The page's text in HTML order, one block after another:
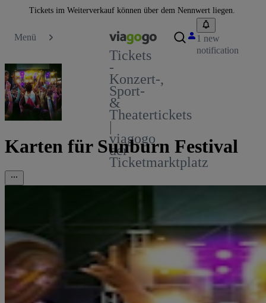
Tickets im Weiterverkauf können über dem Nennwert liegen.
Menü
Tickets
-
Konzert-,
Sport-
&
Theatertickets
|
viagogo
der
Ticketmarktplatz
1 new
notification
Karten für Sunburn Festival